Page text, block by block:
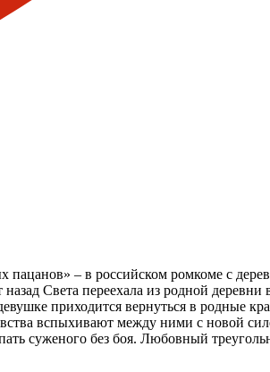
пацанов» – в российском ромкоме с
Света переехала из родной деревни
приходится вернуться в родные
вспыхивают между ними с новой
суженого без боя. Любовный